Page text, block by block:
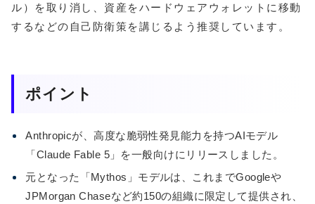
ル）を取り消し、資産をハードウェアウォレットに移動
するなどの自己防衛策を講じるよう推奨しています。
ポイント
Anthropicが、高度な脆弱性発見能力を持つAIモデル
「Claude Fable 5」を一般向けにリリースしました。
元となった「Mythos」モデルは、これまでGoogleや
JPMorgan Chaseなど約150の組織に限定して提供され、